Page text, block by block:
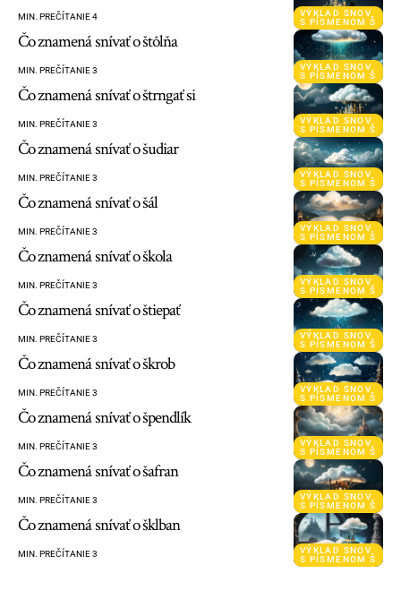
VÝKLAD SNOV
S PÍSMENOM Š
MIN. PREČÍTANIE 4
VÝKLAD SNOV
S PÍSMENOM Š
Čo znamená snívať o štôlňa
MIN. PREČÍTANIE 3
VÝKLAD SNOV
S PÍSMENOM Š
Čo znamená snívať o štrngať si
MIN. PREČÍTANIE 3
VÝKLAD SNOV
S PÍSMENOM Š
Čo znamená snívať o šudiar
MIN. PREČÍTANIE 3
VÝKLAD SNOV
S PÍSMENOM Š
Čo znamená snívať o šál
MIN. PREČÍTANIE 3
VÝKLAD SNOV
S PÍSMENOM Š
Čo znamená snívať o škola
MIN. PREČÍTANIE 3
VÝKLAD SNOV
S PÍSMENOM Š
Čo znamená snívať o štiepať
MIN. PREČÍTANIE 3
VÝKLAD SNOV
S PÍSMENOM Š
Čo znamená snívať o škrob
MIN. PREČÍTANIE 3
VÝKLAD SNOV
S PÍSMENOM Š
Čo znamená snívať o špendlík
MIN. PREČÍTANIE 3
VÝKLAD SNOV
S PÍSMENOM Š
Čo znamená snívať o šafran
MIN. PREČÍTANIE 3
VÝKLAD SNOV
S PÍSMENOM Š
Čo znamená snívať o šklban
MIN. PREČÍTANIE 3